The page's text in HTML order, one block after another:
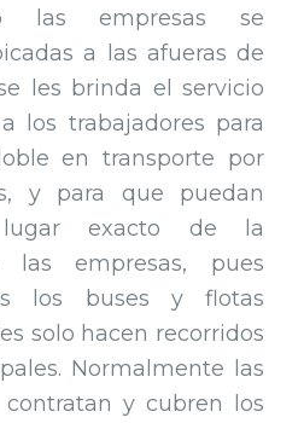
las empresas se
a las afueras de
les brinda el servicio
los trabajadores para
en transporte por
y para que puedan
exacto de la
las empresas, pues
los buses y flotas
solo hacen recorridos
Normalmente las
contratan y cubren los